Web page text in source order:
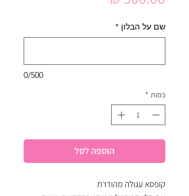
שם על הבלון *
0/500
כמות *
הוספה לסל
קופסא עגולה מהודרת